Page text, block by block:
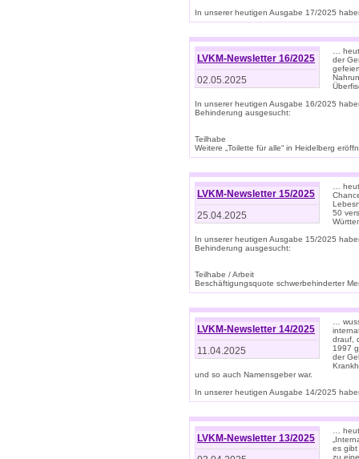
In unserer heutigen Ausgabe 17/2025
LVKM-Newsletter 16/2025
02.05.2025
…
der
In unserer heutigen Ausgabe 16/2025
Behinderung ausgesucht:
Teilhabe
Weitere „Toilette für alle“ in Heidelberg
LVKM-Newsletter 15/2025
25.04.2025
…
50
In unserer heutigen Ausgabe 15/2025
Behinderung ausgesucht:
Teilhabe / Arbeit
Beschäftigungsquote schwerbehinderter
LVKM-Newsletter 14/2025
11.04.2025
…
drauf,
1997
der
und so auch Namensgeber war.
In unserer heutigen Ausgabe 14/2025
LVKM-Newsletter 13/2025
…
es gibt
zu